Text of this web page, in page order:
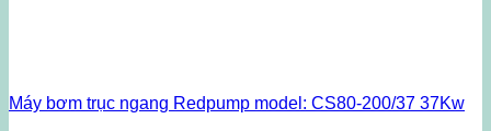
Máy bơm trục ngang Redpump model: CS80-200/37 37Kw